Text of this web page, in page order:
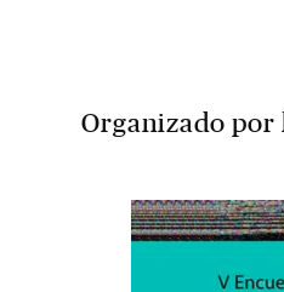
Organizado por